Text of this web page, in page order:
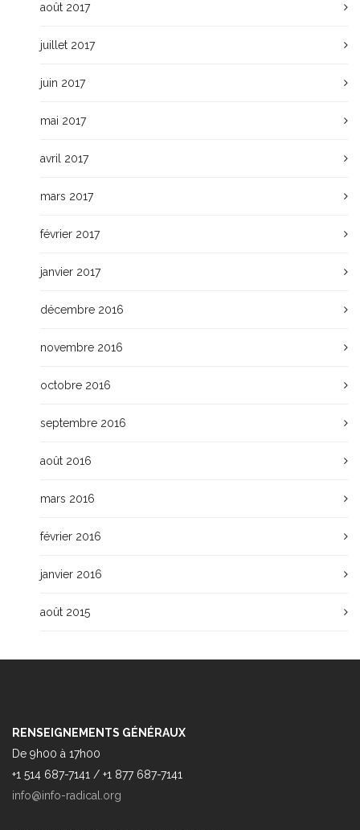
août 2017
juillet 2017
juin 2017
mai 2017
avril 2017
mars 2017
février 2017
janvier 2017
décembre 2016
novembre 2016
octobre 2016
septembre 2016
août 2016
mars 2016
février 2016
janvier 2016
août 2015
RENSEIGNEMENTS GÉNÉRAUX
De 9h00 à 17h00
+1 514 687-7141 / +1 877 687-7141
info@info-radical.org